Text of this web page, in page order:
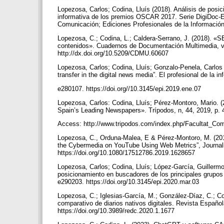
Lopezosa, Carlos; Codina, Lluís (2018). Análisis de
informativa de los premios OSCAR 2017. Serie
Comunicación; Ediciones Profesionales de la
Lopezosa, C.; Codina, L.; Caldera-Serrano, J. (2018).
contenidos». Cuadernos de Documentación
http://dx.doi.org/10.5209/CDMU.60607
Lopezosa, Carlos; Codina, Lluís; Gonzalo-Penela,
transfer in the digital news media”. El profesional de la
e280107. https://doi.org//10.3145/epi.2019.ene.07
Lopezosa, Carlos: Codina, Lluís; Pérez-Montoro, Mario.
Spain’s Leading Newspapers». Trípodos, n, 44, 2019, p.
Access: http://www.tripodos.com/index.php/
Lopezosa, C., Orduna-Malea, E & Pérez-Montoro, M.
the Cybermedia on YouTube Using Web Metrics”,
https://doi.org/10.1080/17512786.2019.1628657
Lopezosa, Carlos; Codina, Lluís; López-García,
posicionamiento en buscadores de los principales
e290203. https://doi.org/10.3145/epi.2020.mar.03
Lopezosa, C.; Iglesias-García, M.; González-Díaz, C.;
comparativo de diarios nativos digitales. Revista
https://doi.org/10.3989/redc.2020.1.1677